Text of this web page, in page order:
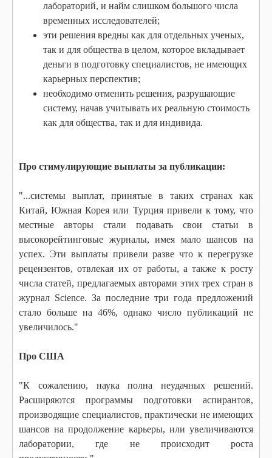
лабораторий, и найм слишком большого числа
временных исследователей;
эти решения вредны как для отдельных ученых,
так и для общества в целом, которое вкладывает
деньги в подготовку специалистов, не имеющих
карьерных перспектив;
необходимо отменить решения, разрушающие
систему, начав учитывать их реальную стоимость
как для общества, так и для индивида.
Про стимулирующие выплаты за публикации:
"...системы выплат, принятые в таких странах как
Китай, Южная Корея или Турция привели к тому, что
местные авторы стали подавать свои статьи в
высокорейтинговые журналы, имея мало шансов на
успех. Эти выплаты привели разве что к перегрузке
рецензентов, отвлекая их от работы, а также к росту
числа статей, предлагаемых авторами этих трех стран в
журнал Science. За последние три года предложений
стало больше на 46%, однако число публикаций не
увеличилось."
Про США
"К сожалению, наука полна неудачных решений.
Расширяются программы подготовки аспирантов,
производящие специалистов, практически не имеющих
шансов на продолжение карьеры, или увеличиваются
лаборатории, где не происходит роста